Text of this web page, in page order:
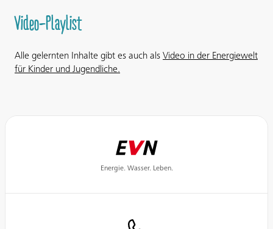
Video-Playlist
Alle gelernten Inhalte gibt es auch als Video in der Energiewelt
für Kinder und Jugendliche.
Energie. Wasser. Leben.